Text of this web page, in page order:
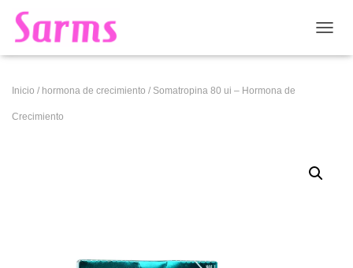
Inicio / hormona de crecimiento / Somatropina 80 ui – Hormona de
Crecimiento